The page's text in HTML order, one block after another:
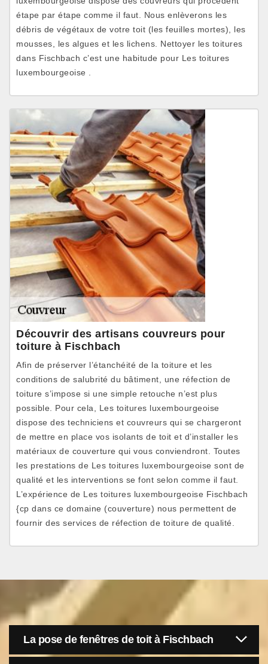
étape par étape comme il faut. Nous enlèverons les
débris de végétaux de votre toit (les feuilles mortes), les
mousses, les algues et les lichens. Nettoyer les toitures
dans Fischbach c’est une habitude pour Les toitures
luxembourgeoise .
Découvrir des artisans couvreurs pour
toiture à Fischbach
Afin de préserver l’étanchéité de la toiture et les
conditions de salubrité du bâtiment, une réfection de
toiture s’impose si une simple retouche n’est plus
possible. Pour cela, Les toitures luxembourgeoise
dispose des techniciens et couvreurs qui se chargeront
de mettre en place vos isolants de toit et d’installer les
matériaux de couverture qui vous conviendront. Toutes
les prestations de Les toitures luxembourgeoise sont de
qualité et les interventions se font selon comme il faut.
L’expérience de Les toitures luxembourgeoise Fischbach
{cp dans ce domaine (couverture) nous permettent de
fournir des services de réfection de toiture de qualité.
La pose de fenêtres de toit à Fischbach